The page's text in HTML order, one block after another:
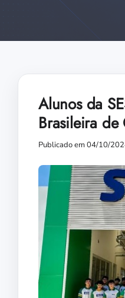
Alunos da
Brasileira
Publicado em 04/10/